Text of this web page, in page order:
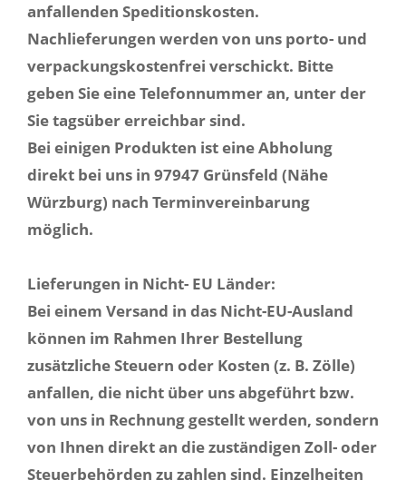
anfallenden Speditionskosten.
Nachlieferungen werden von uns porto- und
verpackungskostenfrei verschickt. Bitte
geben Sie eine Telefonnummer an, unter der
Sie tagsüber erreichbar sind.
Bei einigen Produkten ist eine Abholung
direkt bei uns in 97947 Grünsfeld (Nähe
Würzburg) nach Terminvereinbarung
möglich.
Lieferungen in Nicht- EU Länder:
Bei einem Versand in das Nicht-EU-Ausland
können im Rahmen Ihrer Bestellung
zusätzliche Steuern oder Kosten (z. B. Zölle)
anfallen, die nicht über uns abgeführt bzw.
von uns in Rechnung gestellt werden, sondern
von Ihnen direkt an die zuständigen Zoll- oder
Steuerbehörden zu zahlen sind. Einzelheiten